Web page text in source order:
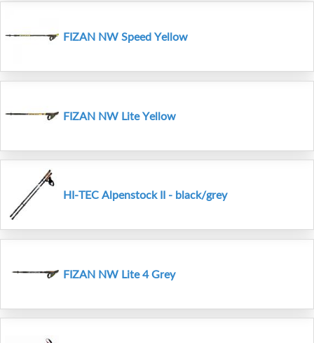
FIZAN NW Speed Yellow
FIZAN NW Lite Yellow
HI-TEC Alpenstock II - black/grey
FIZAN NW Lite 4 Grey